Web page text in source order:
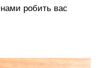
робить вас